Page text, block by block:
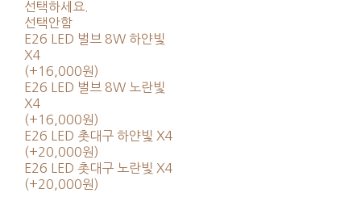
선택하세요.
선택안함
E26 LED 벌브 8W 하얀빛
X4
(+16,000원)
E26 LED 벌브 8W 노란빛
X4
(+16,000원)
E26 LED 촛대구 하얀빛 X4
(+20,000원)
E26 LED 촛대구 노란빛 X4
(+20,000원)